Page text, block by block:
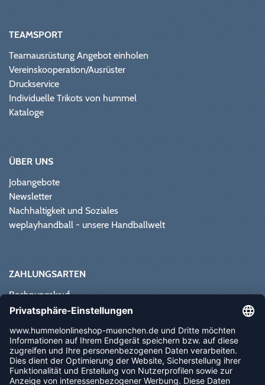
TEAMSPORT
Teamausrüstung Angebot einholen
Vereinskooperation/Ausrüster
Druckservice
Individuelle Trikots von hummel
Kataloge
ÜBER UNS
Jobangebote
Newsletter
Nachhaltigkeit und Soziales
weplayhandball - unsere Handballwelt
ZAHLUNGSARTEN
Rechnungskauf
Paypal
Vorkasse
Sofortüberweisung